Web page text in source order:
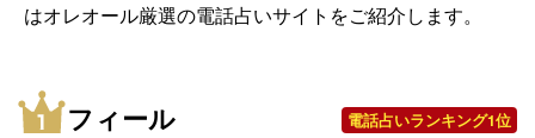
はオレオール厳選の電話占いサイトをご紹介します。
フィール 電話占いランキング1位